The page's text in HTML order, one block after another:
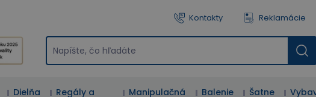
Kontakty Reklamácie
Dielňa
Regály a
Manipulačná
Balenie Šatne